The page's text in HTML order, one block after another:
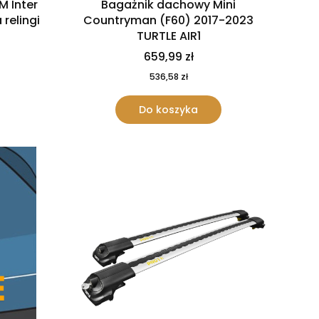
Inter
relingi
Bagażnik dachowy Mini
Countryman (F60) 2017-2023
TURTLE AIR1
659,99 zł
536,58 zł
Do koszyka